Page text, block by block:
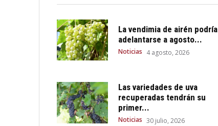
La vendimia de airén podría
adelantarse a agosto...
Noticias 4 agosto, 2026
Las variedades de uva
recuperadas tendrán su
primer...
Noticias 30 julio, 2026